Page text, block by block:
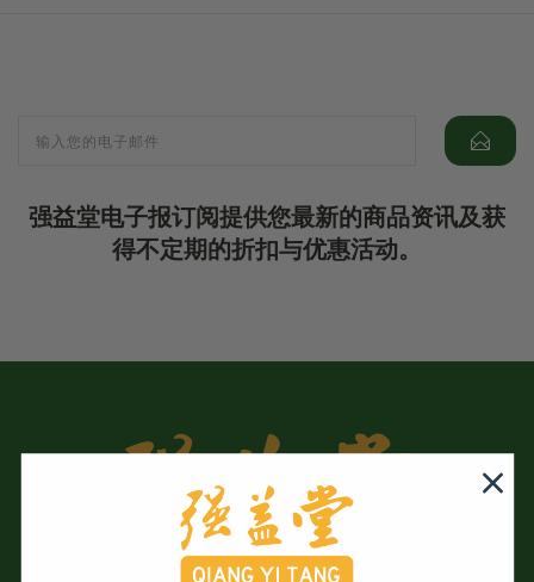
强益堂电子报订阅提供您最新的商品资讯及获
得不定期的折扣与优惠活动。